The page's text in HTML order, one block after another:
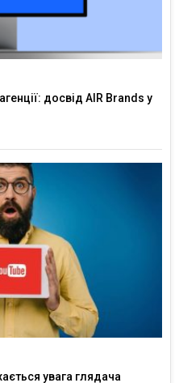
досвід AIR Brands у
увага глядача